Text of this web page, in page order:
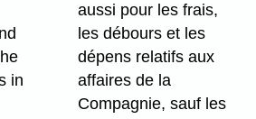
in
aussi pour les frais,
les débours et les
dépens relatifs aux
affaires de la
Compagnie, sauf les